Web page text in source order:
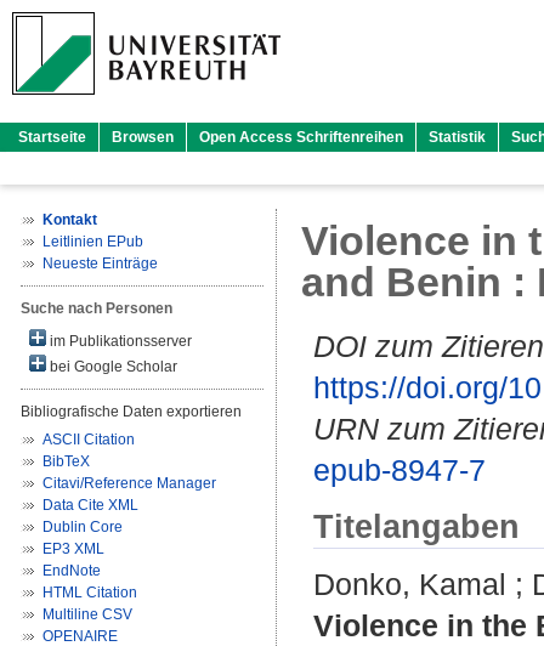
Startseite Browsen Open Access Schriftenreihen Statistik
Kontakt
Leitlinien EPub
Neueste Einträge
Suche nach Personen
im Publikationsserver
bei Google Scholar
Bibliografische Daten exportieren
ASCII Citation
BibTeX
Citavi/Reference Manager
Data Cite XML
Dublin Core
EP3 XML
EndNote
HTML Citation
Multiline CSV
OPENAIRE
Violence in
and Benin :
DOI zum
https://doi.org/
URN zum
epub-8947-7
Titelangaben
Donko, Kamal ;
Violence in the